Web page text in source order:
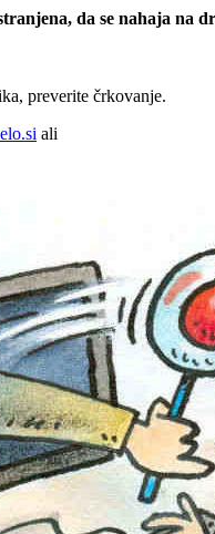
da se nahaja na
preverite črkovanje.
ali